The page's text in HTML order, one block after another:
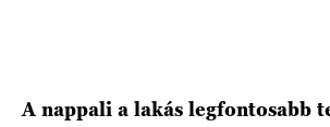
A nappali a lakás legfontosabb